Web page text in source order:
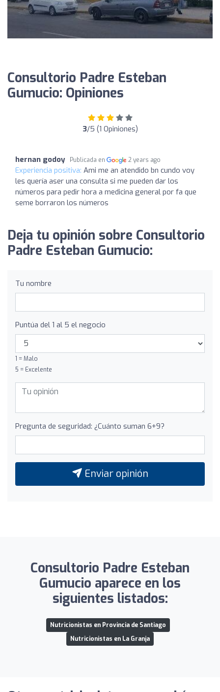
Consultorio Padre Esteban
Gumucio: Opiniones
3/5 (1 Opiniones)
hernan godoy Publicada en 2 years ago
Experiencia positiva: Ami me an atendido bn cundo voy
les quería aser una consulta si me pueden dar los
números para pedir hora a medicina general por fa que
seme borraron los números
Deja tu opinión sobre Consultorio
Padre Esteban Gumucio:
Tu nombre
Puntúa del 1 al 5 el negocio
1 = Malo
5 = Excelente
Pregunta de seguridad: ¿Cuánto suman 6+9?
Enviar opinión
Consultorio Padre Esteban
Gumucio aparece en los
siguientes listados:
Nutricionistas en Provincia de Santiago
Nutricionistas en La Granja